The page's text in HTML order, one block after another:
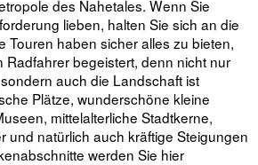
des Nahetales. Wenn Sie
lieben, halten Sie sich an die
Touren haben sicher alles zu bieten,
Radfahrer begeistert, denn nicht nur
auch die Landschaft ist
Plätze, wunderschöne kleine
mittelalterliche Stadtkerne,
und natürlich auch kräftige Steigungen
werden Sie hier